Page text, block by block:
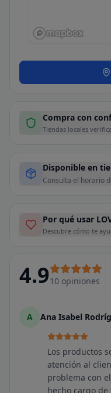
Compra con
Tiendas locales
Disponible en
Consulta el horario
Por qué usar
Descubre cómo te
4.910 opiniones
A Ana Isabel
Los productos
atención al
problema con
hecho cargo